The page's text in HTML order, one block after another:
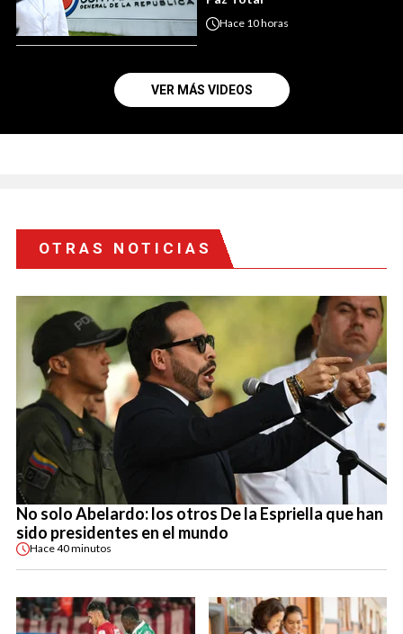
Hace 10 horas
VER MÁS VIDEOS
OTRAS NOTICIAS
No solo Abelardo: los otros De la Espriella que han
sido presidentes en el mundo
Hace40 minutos